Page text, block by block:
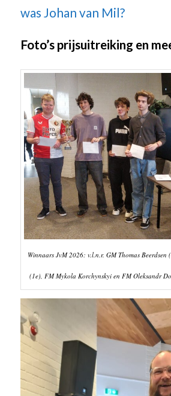
was Johan van Mil?
Foto’s prijsuitreiking en
Winnaars JvM 2026: v.l.n.r. GM Thomas Beerdsen
(1e), FM Mykola Korchynskyi en FM Oleksandr